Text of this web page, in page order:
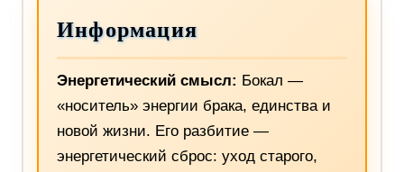
Информация
Энергетический смысл: Бокал —
«носитель» энергии брака, единства и
новой жизни. Его разбитие —
энергетический сброс: уход старого,